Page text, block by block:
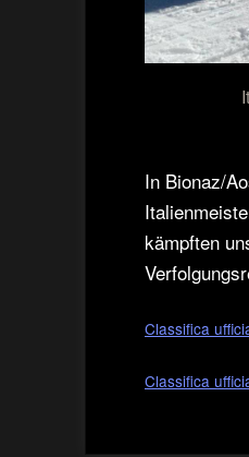
In Bionaz/
kämpften
Classifica
Classifica